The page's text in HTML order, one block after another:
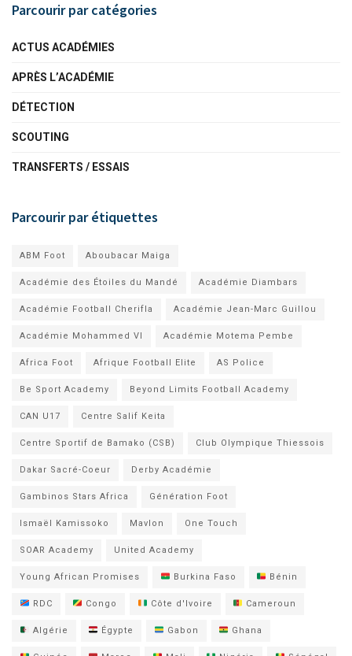
Parcourir par catégories
ACTUS ACADÉMIES
APRÈS L’ACADÉMIE
DÉTECTION
SCOUTING
TRANSFERTS / ESSAIS
Parcourir par étiquettes
ABM Foot Aboubacar Maiga
Académie des Étoiles du Mandé Académie Diambars
Académie Football Cherifla Académie Jean-Marc Guillou
Académie Mohammed VI Académie Motema Pembe
Africa Foot Afrique Football Elite AS Police
Be Sport Academy Beyond Limits Football Academy
CAN U17 Centre Salif Keita
Centre Sportif de Bamako (CSB) Club Olympique Thiessois
Dakar Sacré-Coeur Derby Académie
Gambinos Stars Africa Génération Foot
Ismaël Kamissoko Mavlon One Touch
SOAR Academy United Academy
Young African Promises Burkina Faso Bénin
RDC Congo Côte d'Ivoire Cameroun
Algérie Égypte Gabon Ghana